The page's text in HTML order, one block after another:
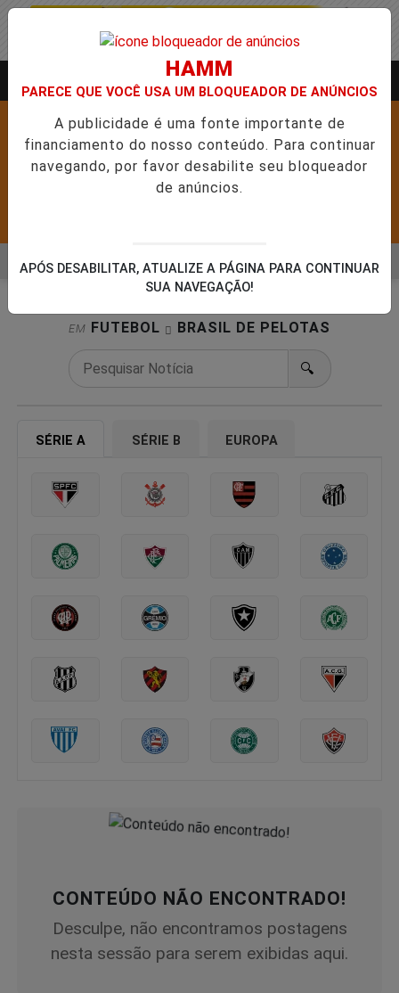
ABRE 5,1 MIL NOVAS VAGAS DO ALUGUEL SOCIAL EM 40
MENU
EM FUTEBOL BRASIL DE PELOTAS
🔍
SÉRIE A SÉRIE B EUROPA
CONTEÚDO NÃO ENCONTRADO!
Desculpe, não encontramos postagens
nesta sessão para serem exibidas aqui.
HAMM
PARECE QUE VOCÊ USA UM BLOQUEADOR DE ANÚNCIOS
A publicidade é uma fonte importante de
financiamento do nosso conteúdo. Para continuar
navegando, por favor desabilite seu bloqueador
de anúncios.
APÓS DESABILITAR, ATUALIZE A PÁGINA PARA CONTINUAR
SUA NAVEGAÇÃO!